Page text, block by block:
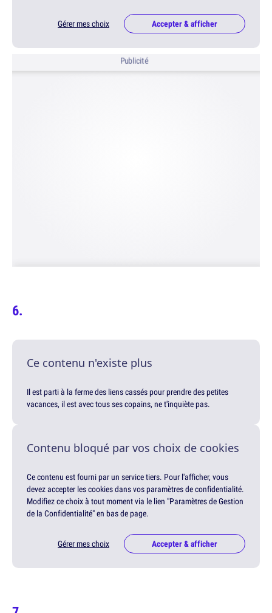
Gérer mes choix Accepter & afficher
Publicité
Ce contenu n'existe plus
Il est parti à la ferme des liens cassés pour prendre des petites
vacances, il est avec tous ses copains, ne t'inquiète pas.
Contenu bloqué par vos choix de cookies
Ce contenu est fourni par un service tiers. Pour l'afficher, vous
devez accepter les cookies dans vos paramètres de confidentialité.
Modifiez ce choix à tout moment via le lien "Paramètres de Gestion
de la Confidentialité" en bas de page.
Gérer mes choix Accepter & afficher